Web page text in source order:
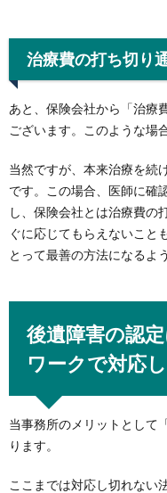
治療費の打ち切り
あと、保険会社から「治療
ございます。このような場
当然ですが、本来治療を続
です。この場合、医師に確
し、保険会社とは治療費の
ぐに応じてもらえないこと
とって最善の方法になるよ
後遺障害の認
ワークで対応
当事務所のメリットとして
ります。
ここまでは対応し切れない